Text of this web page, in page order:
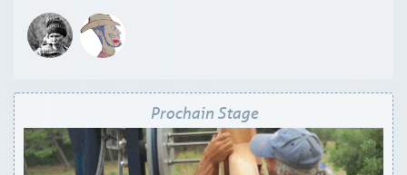
Prochain Stage